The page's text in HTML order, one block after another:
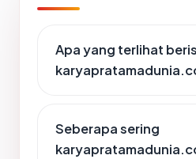
Apa yang terlihat
Seberapa sering